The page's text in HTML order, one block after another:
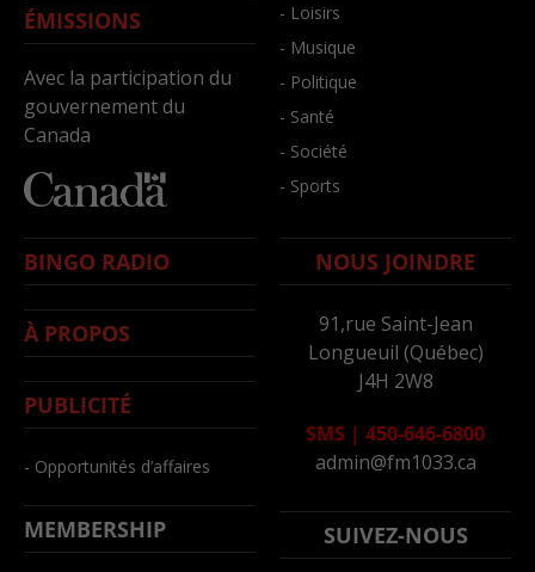
ÉMISSIONS
Avec la participation du
gouvernement du
Canada
- Loisirs
- Musique
- Politique
- Santé
- Société
- Sports
BINGO RADIO
À PROPOS
PUBLICITÉ
- Opportunités d’affaires
MEMBERSHIP
NOUS JOINDRE
91,rue Saint-Jean
Longueuil (Québec)
J4H 2W8
SMS | 450-646-6800
admin@fm1033.ca
SUIVEZ-NOUS